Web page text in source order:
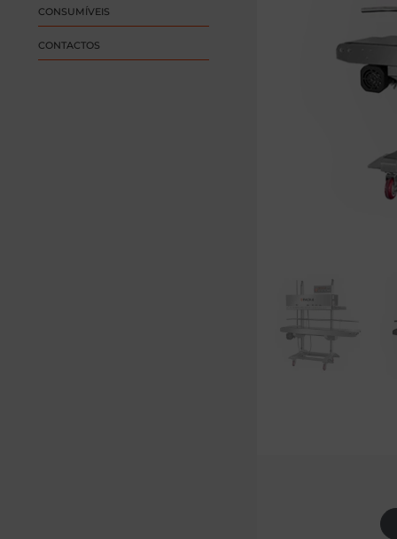
CONSUMÍVEIS
CONTACTOS